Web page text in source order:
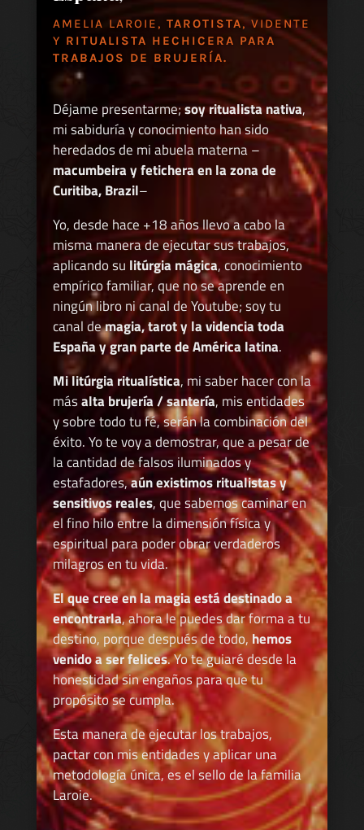
AMELIA LAROIE, TAROTISTA, VIDENTE
Y RITUALISTA HECHICERA PARA
TRABAJOS DE BRUJERÍA.
Déjame presentarme;soy ritualista nativa,
mi sabiduría y conocimiento han sido
heredados de mi abuela materna –
macumbeira y fetichera en la zona de
Curitiba, Brazil–
Yo, desde hace +18 años llevo a cabo la
misma manera de ejecutar sus trabajos,
aplicando su litúrgia mágica, conocimiento
empírico familiar, que no se aprende en
ningún libro ni canal de Youtube; soy tu
canal demagia, tarot y la videncia toda
España y gran parte de América latina.
Mi litúrgia ritualística, mi saber hacer con la
másalta brujería / santería, mis entidades
y sobre todo tu fé, serán la combinación del
éxito. Yo te voy a demostrar, que a pesar de
la cantidad de falsos iluminados y
estafadores,aún existimos ritualistas y
sensitivos reales, que sabemos caminar en
el fino hilo entre la dimensión física y
espiritual para poder obrar verdaderos
milagros en tu vida.
El que cree en la magia está destinado a
encontrarla, ahora le puedes dar forma a tu
destino, porque después de todo, hemos
venido a ser felices. Yo te guiaré desde la
honestidad sin engaños para que tu
propósito se cumpla.
Esta manera de ejecutar los trabajos,
pactar con mis entidades y aplicar una
metodología única, es el sello de la familia
Laroie.